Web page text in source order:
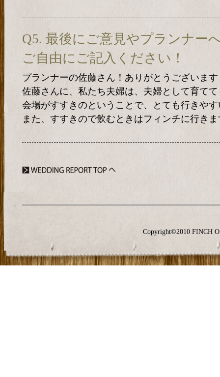
Q5. 最後にご意見やプランナー
ご自由にご記入ください！
プランナーの佐藤さん！ありがとうございます
佐藤さんに、私たち夫婦は、夫婦として育て
会場がすすきのということで、とても行きや
また、すすきので飲むときはフィンチに行き
Copyright©2010 FINCH